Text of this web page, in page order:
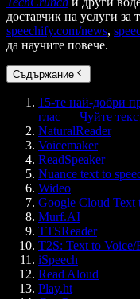
доставчик на услуги за
speechify.com/news,
да научите повече.
Съдържание
15-те най-добри
глас — Чуйте
NaturalReader
Voicemaker
ReadSpeaker
Nuance text to
Wideo
Google Cloud Text
Murf.AI
TTSReader
T2S: Text to Voice/
iSpeech
Read Aloud
Play.ht